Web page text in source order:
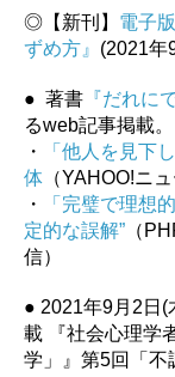
◎【新刊】 電子
ずめ方』 (2021年
● 著書 『だれに
るweb記事掲載。
・
「他人を見下
体 （YAHOO!ニ
・
「完璧で理想
定的な誤解” （
信）
● 2021年9月2日
載 『社会心理学
学」』第5回「不